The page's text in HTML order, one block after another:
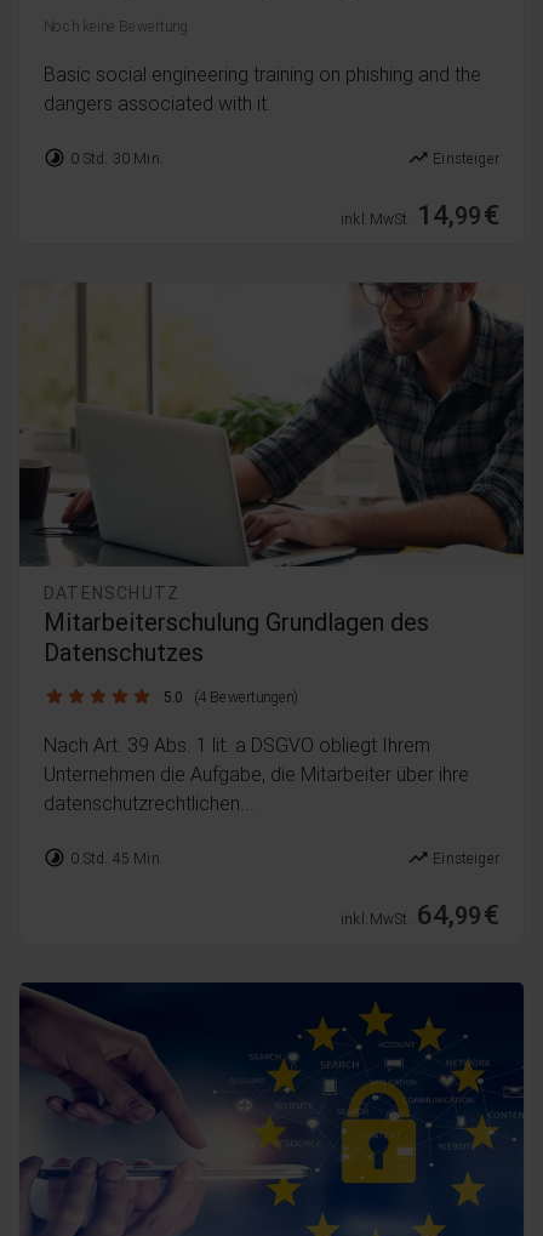
Noch keine Bewertung
Basic social engineering training on phishing and the
dangers associated with it.
timelapse 0 Std. 30 Min. trending_up Einsteiger
inkl. MwSt. 14,99€
DATENSCHUTZ
Mitarbeiterschulung Grundlagen des
Datenschutzes
5.0 / 5 5.0 (4 Bewertungen)
Nach Art. 39 Abs. 1 lit. a DSGVO obliegt Ihrem
Unternehmen die Aufgabe, die Mitarbeiter über ihre
datenschutzrechtlichen...
timelapse 0 Std. 45 Min. trending_up Einsteiger
inkl. MwSt. 64,99€